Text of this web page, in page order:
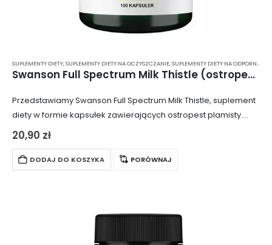
SUPLEMENTY DIETY,SUPLEMENTY DIETY NA OCZYSZCZANIE,SUPLEMENTY DIETY NA ODPORNOŚĆ
Swanson Full Spectrum Milk Thistle (ostropest plamisty) – kapsułki 100 szt.
Przedstawiamy Swanson Full Spectrum Milk Thistle, suplement
diety w formie kapsułek zawierających ostropest plamisty.
Ostropest jest znany ze swoich właściwości wspomagających
wątrobę i układ trawienny, działając żółciopędnie i
usprawniając procesy…
20,90 zł
DODAJ DO KOSZYKA PORÓWNAJ